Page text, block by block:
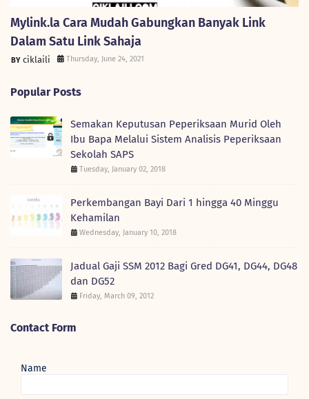
Mylink.la Cara Mudah Gabungkan Banyak Link
Dalam Satu Link Sahaja
ciklaili Thursday, June 24, 2021
Popular Posts
Semakan Keputusan Peperiksaan Murid Oleh
Ibu Bapa Melalui Sistem Analisis Peperiksaan
Sekolah SAPS
Tuesday, January 02, 2018
Perkembangan Bayi Dari 1 hingga 40 Minggu
Kehamilan
Wednesday, January 10, 2018
Jadual Gaji SSM 2012 Bagi Gred DG41, DG44, DG48
dan DG52
Friday, March 09, 2012
Contact Form
Name